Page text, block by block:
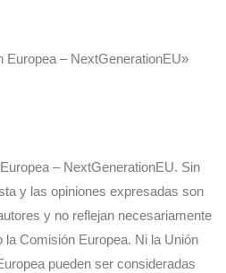
Europea – NextGenerationEU»
– NextGenerationEU. Sin
y las opiniones expresadas son
y no reflejan necesariamente
la Comisión Europea. Ni la Unión
pueden ser consideradas